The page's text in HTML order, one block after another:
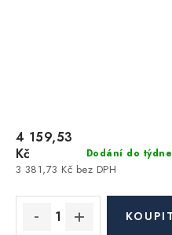
Dodání do týdne
3 381,73 Kč bez DPH
4 159,53
Kč